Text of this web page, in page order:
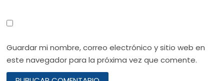
Guardar mi nombre, correo electrónico y sitio web en
este navegador para la próxima vez que comente.